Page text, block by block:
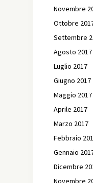
Novembre
Ottobre
Settembre
Agosto 2017
Luglio 2017
Giugno 2017
Maggio 2017
Aprile 2017
Marzo 2017
Febbraio
Gennaio
Dicembre
Novembre